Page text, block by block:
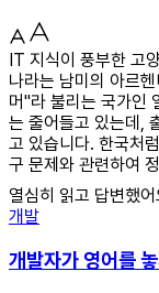
IT 지식이 풍부한 고
나라는 남미의 아르
머"라 불리는 국가인
는 줄어들고 있는데,
고 있습니다. 한국처
구 문제와 관련하여
열심히 읽고 답변했어
개발
개발자가 영어를